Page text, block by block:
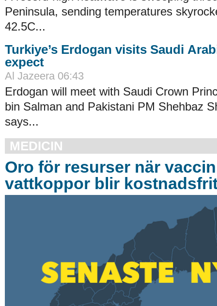
Peninsula, sending temperatures
42.5C...
Turkiye’s Erdogan visits Saudi
expect
Al Jazeera 06:43
Erdogan will meet with Saudi Crown
bin Salman and Pakistani PM Shehbaz
says...
MEDICIN
Oro för resurser när
vattkoppor blir